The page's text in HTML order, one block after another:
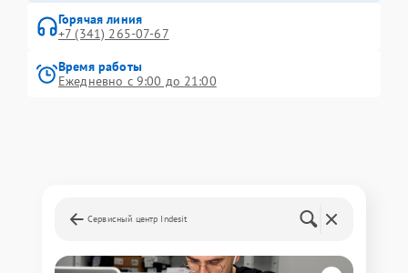
Горячая линия
+7 (341) 265-07-67
Время работы
Ежедневно с 9:00 до 21:00
Сервисный центр Indesit